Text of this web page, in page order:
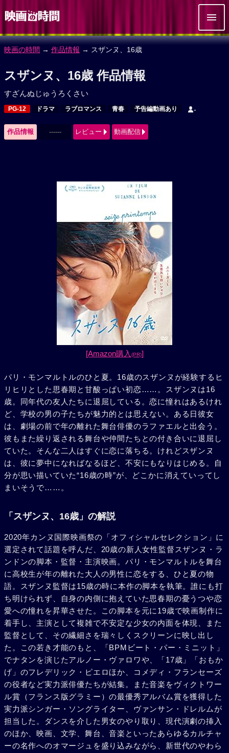
映画の時間 → 作品情報 → スザンヌ、16歳
スザンヌ、16歳 作品情報
すざんぬじゅうろくさい
PG-12 ドラマ ラブロマンス 青春 予告編動画あり -
作品情報 ------ レビュー 動画配信
[Amazon購入 (PR)]
パリ・モンマルトルのひと夏。16歳のスザンヌが経験するヒ
リヒリとした思春期と甘酸っぱい初恋……。スザンヌは16
歳。同年代の友人たちに退屈している。恋に憧れはあるけれ
ど、学校の男の子たちが魅力的とは思えない。ある日彼女
は、劇場の前で年の離れた舞台俳優のラファエルと出会う。
彼もまた繰り返される舞台や仲間たちとの付き合いに退屈し
ていた。そんな二人はすぐに恋に落ちる。けれどスザンヌ
は、彼に夢中になればなるほど、不安にもなりはじめる。自
分が思い描いていた“16歳の時”が、どこかに消えていってし
まいそうで……。
「スザンヌ、16歳」の解説
2020年カンヌ国際映画祭の「オフィシャルセレクション」に
選定されて話題を呼んだ、20歳の新人女性監督スザンヌ・ラ
ンドンの脚本・監督・主演映画。パリ・モンマルトルを舞台
に高校生が年の離れた大人の男性に恋をする、ひと夏の物
語。スザンヌ監督は15歳の時に本作の脚本を執筆。誰にも打
ち明けられず、自身の内側に抱えていた思春期の憂うつや恋
愛への憧れを昇華させた。この脚本を元に19歳で映画制作に
着手し、主演として複雑で不安定な少女の内面を体現、また
監督として、その繊細さを瑞々しくスクリーンに映し出し
た。この若き才能のもと、「BPMビート・パー・ミニット」
でナタンを演じたアルノー・ヴァロワや、「17歳」「おもか
げ」のフレデリック・ピエロほか、コメディ・フランセーズ
の役者など実力派俳優たちが結集。また音楽をヴィクトワー
ル賞（フランス版グラミー）の最優秀アルバム賞を獲得した
実力派シンガー・ソングライター、ヴァンサン・ドレルムが
担当した。ダンスを介した男女のやり取り、現代演劇の挿入
のほか、映画、文学、舞台、音楽といったあらゆるカルチャ
ーの名作へのオマージュを盛り込みながら、新世代のやわら